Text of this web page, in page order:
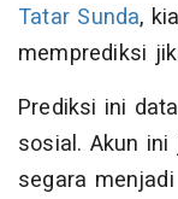
Tatar Sunda,
memprediksi
Prediksi ini
sosial. Akun
segara